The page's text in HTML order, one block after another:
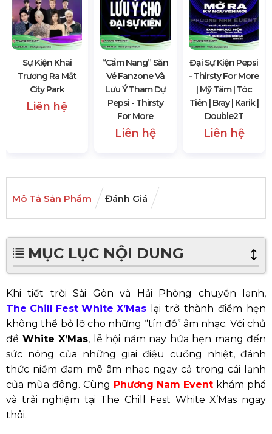
Sự Kiện Khai
Trương Ra Mắt
City Park
Liên hệ
“Cẩm Nang” Săn
Vé Fanzone Và
Lưu Ý Tham Dự
Pepsi - Thirsty
For More
Liên hệ
Đại Sự Kiện Pepsi
- Thirsty For More
| Mỹ Tâm | Tóc
Tiên | Bray | Karik |
Double2T
Liên hệ
Mô Tả Sản Phẩm Đánh Giá
MỤC LỤC NỘI DUNG
Khi tiết trời Sài Gòn và Hải Phòng chuyển lạnh,
The Chill Fest White X’Mas lại trở thành điểm hẹn
không thể bỏ lỡ cho những “tín đồ” âm nhạc. Với chủ
đề White X’Mas, lễ hội năm nay hứa hẹn mang đến
sức nóng của những giai điệu cuồng nhiệt, đánh
thức niềm đam mê âm nhạc ngay cả trong cái lạnh
của mùa đông. Cùng Phương Nam Event khám phá
và trải nghiệm tại The Chill Fest White X’Mas ngay
thôi.